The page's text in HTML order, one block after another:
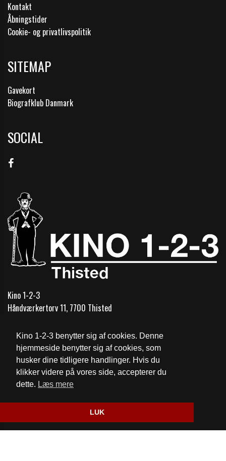
Kino 1-2-3 benytter sig af cookies. Denne
hjemmeside benytter sig af cookies, som
husker dine tidligere handlinger. Hvis du
klikker videre på vores side, accepterer du
dette. Læs mere
LUK
Kontakt
Åbningstider
Cookie- og privatlivspolitik
SITEMAP
Gavekort
Biografklub Danmark
SOCIAL
Kino 1-2-3
Håndværkertorv 11, 7700 Thisted
Telefon: +45 97923399
Email: thistedkino@mail.dk
Cookie- og privatlivspolitik